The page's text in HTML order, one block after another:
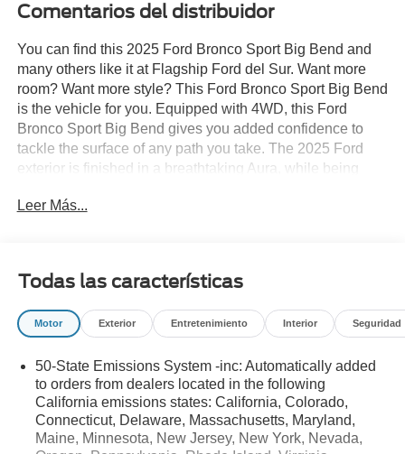
Comentarios del distribuidor
You can find this 2025 Ford Bronco Sport Big Bend and
many others like it at Flagship Ford del Sur. Want more
room? Want more style? This Ford Bronco Sport Big Bend
is the vehicle for you. Equipped with 4WD, this Ford
Bronco Sport Big Bend gives you added confidence to
tackle the surface of any path you take. The 2025 Ford
exterior is finished in a breathtaking Aura, while being
interior. This color combination is stunning and absolutely
Leer Más...
Todas las características
Motor Exterior Entretenimiento Interior Seguridad
50-State Emissions System -inc: Automatically added
to orders from dealers located in the following
California emissions states: California, Colorado,
Connecticut, Delaware, Massachusetts, Maryland,
Maine, Minnesota, New Jersey, New York, Nevada,